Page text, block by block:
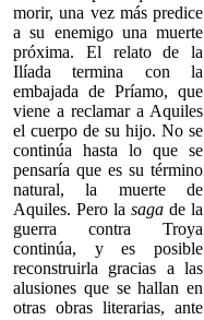
morir, una vez más predice
a su enemigo una muerte
próxima. El relato de la
Ilíada termina con la
embajada de Príamo, que
viene a reclamar a Aquiles
el cuerpo de su hijo. No se
continúa hasta lo que se
pensaría que es su término
natural, la muerte de
Aquiles. Pero la saga de la
guerra contra Troya
continúa, y es posible
reconstruirla gracias a las
alusiones que se hallan en
otras obras literarias, ante